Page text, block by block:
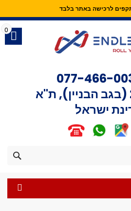
לרכישה באתר בלבד
077-466-
ישראל
0